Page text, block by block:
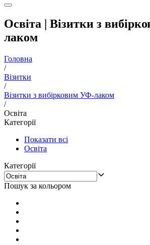
Освіта | Візитки з
лаком
Головна
/
Візитки
/
Візитки з вибірковим УФ-лаком
/
Освіта
Категорії
Показати всі
Освіта
Категорії
Пошук за кольором